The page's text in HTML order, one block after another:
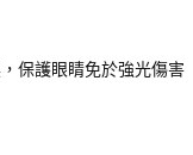
保護眼睛免於強光傷害